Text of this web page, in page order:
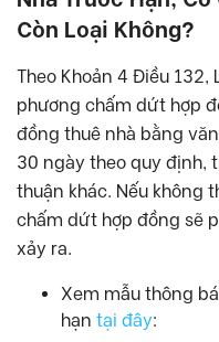
Còn Loại Không?
Theo Khoản 4 Điều 132,
phương chấm dứt hợp
đồng thuê nhà bằng
30 ngày theo quy định,
thuận khác. Nếu không
chấm dứt hợp đồng sẽ
xảy ra.
Xem mẫu thông
hạn tại đây: